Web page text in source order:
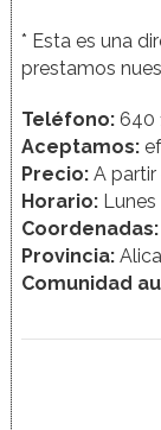
* Esta es una
prestamos
Teléfono:640
Aceptamos:
Precio: A
Horario:
Coordenadas:
Provincia:
Comunidad